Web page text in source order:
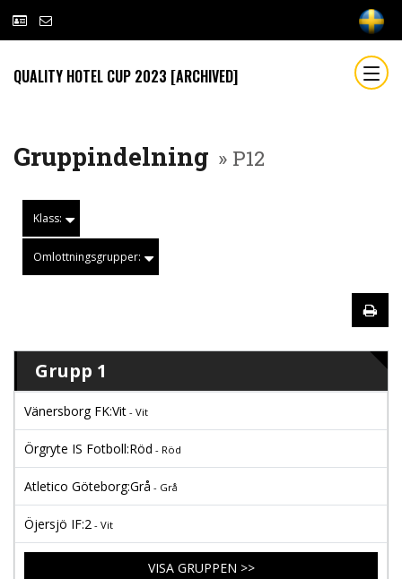
QUALITY HOTEL CUP 2023 [ARCHIVED]
Gruppindelning » P12
Klass:
Omlottningsgrupper:
Grupp 1
Vänersborg FK:Vit - Vit
Örgryte IS Fotboll:Röd - Röd
Atletico Göteborg:Grå - Grå
Öjersjö IF:2 - Vit
VISA GRUPPEN >>